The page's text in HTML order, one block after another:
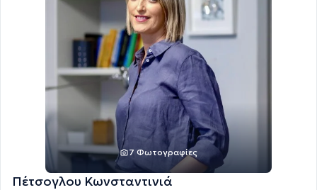
7 Φωτογραφίες
Πέτσογλου Κωνσταντινιά